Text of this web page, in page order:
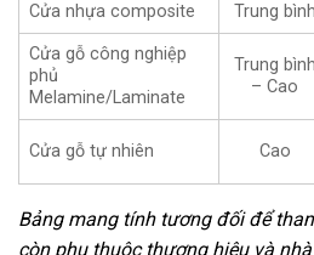
Cửa nhựa composite Trung bình
Cửa gỗ công nghiệp
phủ
Melamine/Laminate
Trung bình
– Cao
Cửa gỗ tự nhiên Cao
Bảng mang tính tương đối để
còn phụ thuộc thương hiệu và